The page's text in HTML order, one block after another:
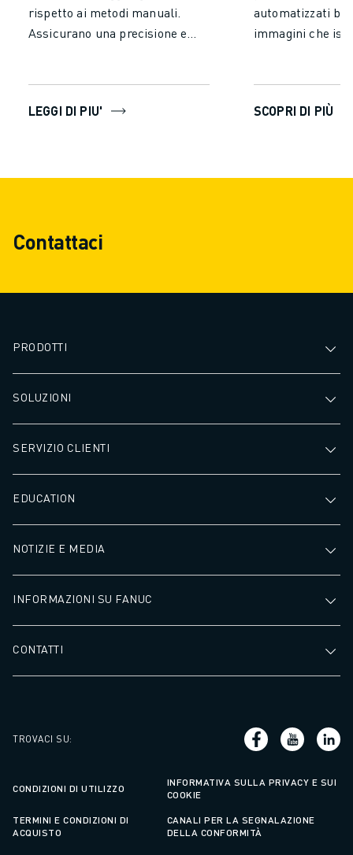
rispetto ai metodi manuali.
Assicurano una precisione e
alta qualità. Aumentano la
continuo senza affaticamento,
l'efficienza, la qualità e la
LEGGI DI PIU'
automatizzati
immagini che
telecamere,
difetti, misurare
SCOPRI DI PIÙ
Contattaci
PRODOTTI
SOLUZIONI
SERVIZIO CLIENTI
EDUCATION
NOTIZIE E MEDIA
INFORMAZIONI SU FANUC
CONTATTI
TROVACI SU:
CONDIZIONI DI UTILIZZO
INFORMATIVA SULLA PRIVACY E SUI
COOKIE
TERMINI E CONDIZIONI DI
ACQUISTO
CANALI PER LA SEGNALAZIONE
DELLA CONFORMITÀ